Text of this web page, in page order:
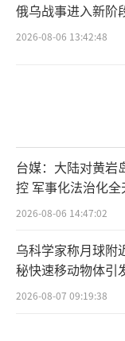
俄乌战事进入新阶
2026-08-06 13:42:48
台媒：大陆对黄岩
控 军事化法治化
2026-08-06 14:47:02
乌科学家称月球附
秘快速移动物体引
2026-08-07 09:19:38